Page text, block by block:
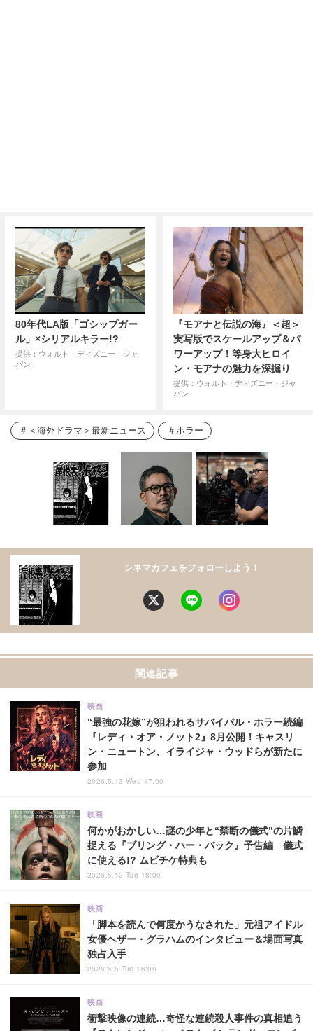
80年代LA版「ゴシップガー
ル」×シリアルキラー!?
提供：ウォルト・ディズニー・ジャ
パン
『モアナと伝説の海』＜超＞
実写版でスケールアップ＆パ
ワーアップ！等身大ヒロイ
ン・モアナの魅力を深掘り
提供：ウォルト・ディズニー・ジャ
パン
＜海外ドラマ＞最新ニュース ホラー
シネマカフェをフォローしよう！
関連記事
“最強の花嫁”が狙われるサバイバル・ホラー続編
『レディ・オア・ノット2』8月公開！キャスリ
ン・ニュートン、イライジャ・ウッドらが新たに
参加
映画
2026.5.13 Wed 17:00
何かがおかしい…謎の少年と“禁断の儀式”の片鱗
捉える『ブリング・ハー・バック』予告編 儀式
に使える!? ムビチケ特典も
映画
2026.5.12 Tue 18:00
「脚本を読んで何度かうなされた」元祖アイドル
女優ヘザー・グラハムのインタビュー＆場面写真
独占入手
映画
2026.5.5 Tue 16:00
衝撃映像の連続…奇怪な連続殺人事件の真相追う
映画